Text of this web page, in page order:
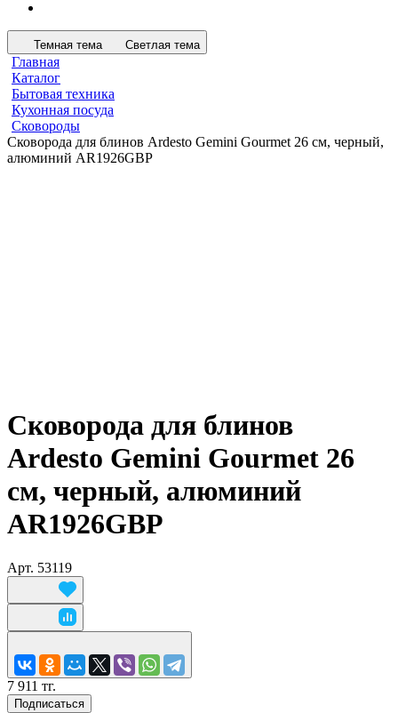
Темная тема Светлая тема
Главная
Каталог
Бытовая техника
Кухонная посуда
Сковороды
Сковорода для блинов Ardesto Gemini Gourmet 26 см, черный,
алюминий AR1926GBP
Сковорода для блинов
Ardesto Gemini Gourmet 26
см, черный, алюминий
AR1926GBP
Арт. 53119
7 911 тг.
Подписаться